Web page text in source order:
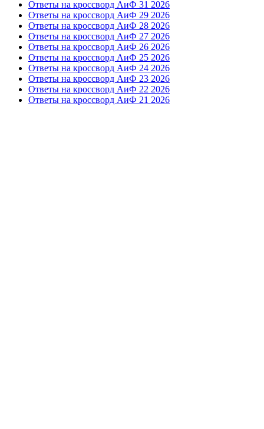
Ответы на кроссворд АиФ 31 2026
Ответы на кроссворд АиФ 29 2026
Ответы на кроссворд АиФ 28 2026
Ответы на кроссворд АиФ 27 2026
Ответы на кроссворд АиФ 26 2026
Ответы на кроссворд АиФ 25 2026
Ответы на кроссворд АиФ 24 2026
Ответы на кроссворд АиФ 23 2026
Ответы на кроссворд АиФ 22 2026
Ответы на кроссворд АиФ 21 2026